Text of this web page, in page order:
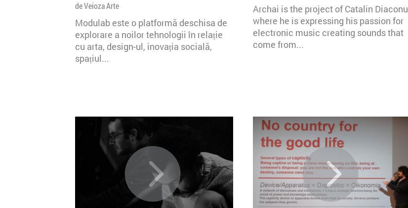
de Veioza Arte
Modulab este o platformă deschisa de
explorare a noilor tehnologii în relație
cu arta, design-ul, inovația socială,
spațiul...
Archai is the project of Catalin Diaconu
where he is expressing his passion for
electronic music creating sounds that
come from...